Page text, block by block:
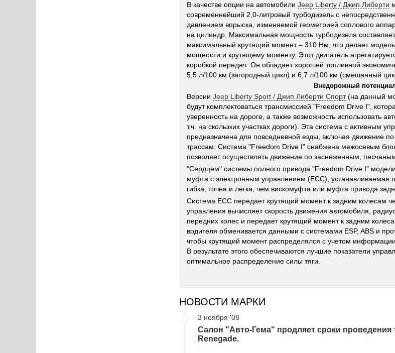
В качестве опции на автомобили Jeep Liberty / Джип Либерти
современнейший 2,0-литровый турбодизель с
давлением впрыска, изменяемой геометрией соплового
на цилиндр. Максимальная мощность турбодизеля
максимальный крутящий момент – 310 Нм, что делает
мощности и крутящему моменту. Этот двигатель
коробкой передач. Он обладает хорошей топливной
5,5 л/100 км (загородный цикл) и 6,7 л/100 км (смешанный
Внедорожный
Версии Jeep Liberty Sport / Джип Либерти Спорт(на данный
будут комплектоваться трансмиссией "Freedom Drive I",
уверенность на дороге, а также возможность использовать
т.ч. на скользких участках дороги). Эта система с активным
предназначена для повседневной езды, включая движение
трассам. Система "Freedom Drive I" снабжена межосевым
позволяет осуществлять движение по заснеженным,
"Сердцем" системы полного привода "Freedom Drive I" модели
муфта с электронным управлением (ECC), устанавливаемая
гибка, точна и легка, чем вискомуфта или муфта привода
Система ECC передает крутящий момент к задним колесам
управления вычисляет скорость движения автомобиля,
передних колес и передает крутящий момент к задним
водителя обменивается данными с системами ESP, ABS и
чтобы крутящий момент распределялся с учетом
В результате этого обеспечиваются лучшие показатели
оптимальное распределение силы тяги.
НОВОСТИ МАРКИ
3 ноября '08
Салон "Авто-Гема" продляет сроки проведения
Renegade.